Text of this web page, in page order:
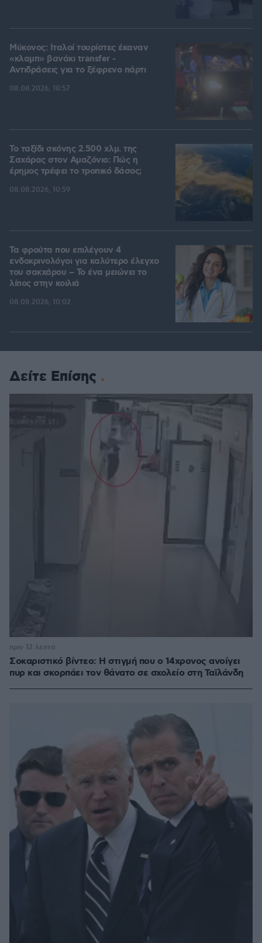
Μύκονος: Ιταλοί τουρίστες έκαναν
«κλαμπ» βανάκι transfer -
Αντιδράσεις για το ξέφρενο πάρτι
08.08.2026, 10:57
Το ταξίδι σκόνης 2.500 χλμ. της
Σαχάρας στον Αμαζόνιο: Πώς η
έρημος τρέφει το τροπικό δάσος;
08.08.2026, 10:59
Τα φρούτα που επιλέγουν 4
ενδοκρινολόγοι για καλύτερο έλεγχο
του σακχάρου – Το ένα μειώνει το
λίπος στην κοιλιά
08.08.2026, 10:02
Δείτε Επίσης
Σοκαριστικό βίντεο: Η στιγμή που ο 14χρονος ανοίγει
πυρ και σκορπάει τον θάνατο σε σχολείο στη Ταϊλάνδη
πριν 12 λεπτά